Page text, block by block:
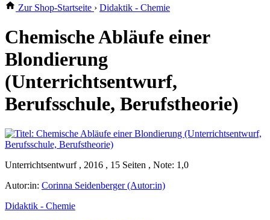
Zur Shop-Startseite › Didaktik - Chemie
Chemische Abläufe einer
Blondierung
(Unterrichtsentwurf,
Berufsschule, Berufstheorie)
Unterrichtsentwurf , 2016 , 15 Seiten , Note: 1,0
Autor:in: Corinna Seidenberger (Autor:in)
Didaktik - Chemie